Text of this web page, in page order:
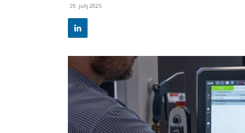
29. julij 2025